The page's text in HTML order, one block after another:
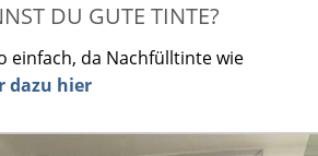
DU GUTE TINTE?
einfach, da Nachfülltinte wie
dazu hier